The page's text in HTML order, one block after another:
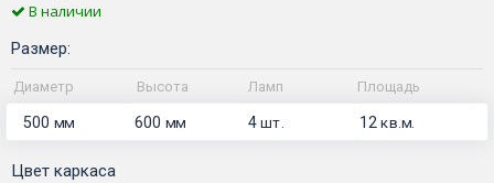
В наличии
Размер:
Диаметр Высота Ламп Площадь
500 мм 600 мм 4шт. 12кв.м.
Цвет каркаса